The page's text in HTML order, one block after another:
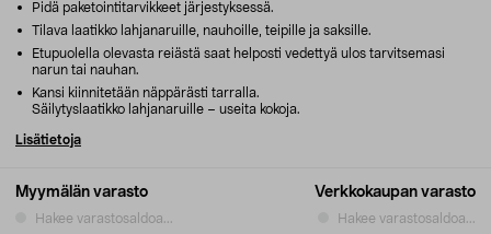
Myymälän varasto
Hakee varastosaldoa...
Verkkokaupan varasto
Hakee varastosaldoa...
Pidä paketointitarvikkeet järjestyksessä.
Tilava laatikko lahjanaruille, nauhoille, teipille ja saksille.
Etupuolella olevasta reiästä saat helposti vedettyä ulos tarvitsemasi
narun tai nauhan.
Kansi kiinnitetään näppärästi tarralla.
Säilytyslaatikko lahjanaruille – useita kokoja.
Lisätietoja